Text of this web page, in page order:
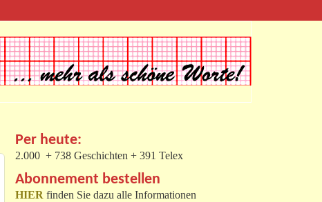
Per heute:
2.000 + 738 Geschichten + 391 Telex
Abonnement bestellen
HIER finden Sie dazu alle Informationen